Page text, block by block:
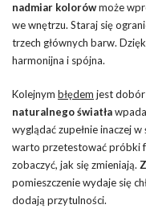
nadmiar kolorówmoże
we wnętrzu. Staraj się
trzech głównych barw.
harmonijna i spójna.
Kolejnym błędem jest
naturalnego światła
wyglądać zupełnie inaczej
warto przetestować próbki
zobaczyć, jak się zmieniają.
pomieszczenie wydaje się
dodają przytulności.